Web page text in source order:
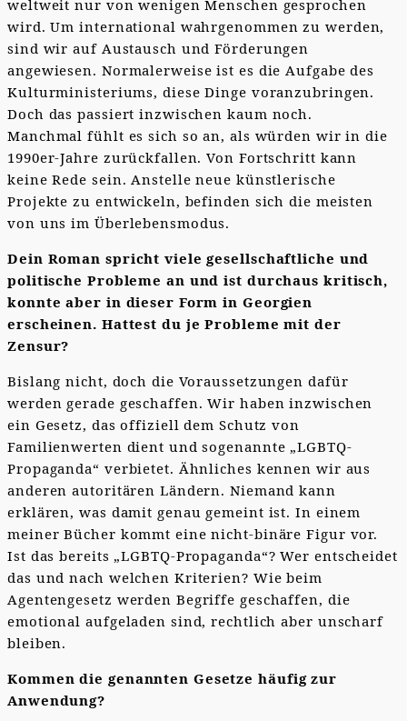
weltweit nur von wenigen Menschen gesprochen
wird. Um international wahrgenommen zu werden,
sind wir auf Austausch und Förderungen
angewiesen. Normalerweise ist es die Aufgabe des
Kulturministeriums, diese Dinge voranzubringen.
Doch das passiert inzwischen kaum noch.
Manchmal fühlt es sich so an, als würden wir in die
1990er-Jahre zurückfallen. Von Fortschritt kann
keine Rede sein. Anstelle neue künstlerische
Projekte zu entwickeln, befinden sich die meisten
von uns im Überlebensmodus.
Dein Roman spricht viele gesellschaftliche und
politische Probleme an und ist durchaus kritisch,
konnte aber in dieser Form in Georgien
erscheinen. Hattest du je Probleme mit der
Zensur?
Bislang nicht, doch die Voraussetzungen dafür
werden gerade geschaffen. Wir haben inzwischen
ein Gesetz, das offiziell dem Schutz von
Familienwerten dient und sogenannte „LGBTQ-
Propaganda“ verbietet. Ähnliches kennen wir aus
anderen autoritären Ländern. Niemand kann
erklären, was damit genau gemeint ist. In einem
meiner Bücher kommt eine nicht-binäre Figur vor.
Ist das bereits „LGBTQ-Propaganda“? Wer entscheidet
das und nach welchen Kriterien? Wie beim
Agentengesetz werden Begriffe geschaffen, die
emotional aufgeladen sind, rechtlich aber unscharf
bleiben.
Kommen die genannten Gesetze häufig zur
Anwendung?